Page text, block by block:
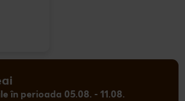
în perioada 05.08. - 11.08.